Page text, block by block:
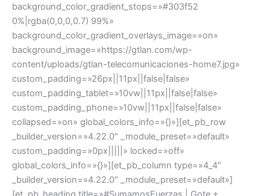
background_color_gradient_stops=»#303f52
0%|rgba(0,0,0,0.7) 99%»
background_color_gradient_overlays_image=»on»
background_image=»https://gtlan.com/wp-
content/uploads/gtlan-telecomunicaciones-home7.jpg»
custom_padding=»26px||11px||false|false»
custom_padding_tablet=»10vw||11px||false|false»
custom_padding_phone=»10vw||11px||false|false»
collapsed=»on» global_colors_info=»{}»][et_pb_row
_builder_version=»4.22.0″ _module_preset=»default»
custom_padding=»0px|||||» locked=»off»
global_colors_info=»{}»][et_pb_column type=»4_4″
_builder_version=»4.22.0″ _module_preset=»default»]